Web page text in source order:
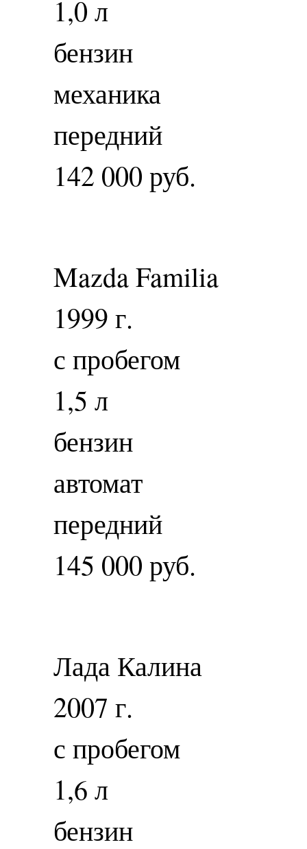
1,0 л
бензин
механика
передний
142 000 руб.
Mazda Familia
1999 г.
с пробегом
1,5 л
бензин
автомат
передний
145 000 руб.
Лада Калина
2007 г.
с пробегом
1,6 л
бензин